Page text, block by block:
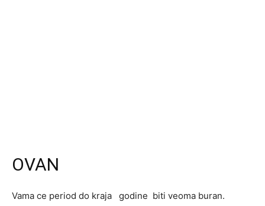
OVAN
Vama ce period do kraja godine biti veoma buran.